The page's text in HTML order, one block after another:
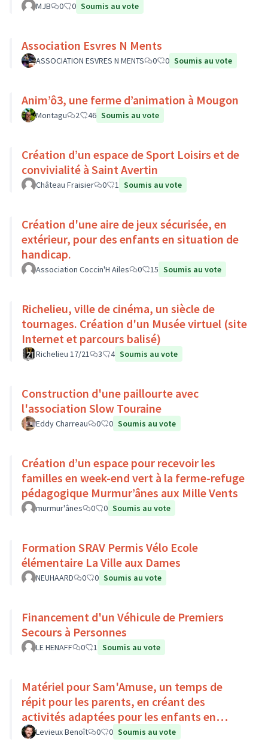
MJB 0 0 Soumis au vote
Association Esvres N Ments
ASSOCIATION ESVRES N MENTS 0 0 Soumis au vote
Anim’ô3, une ferme d’animation à Mougon
Montagu 2 46 Soumis au vote
Création d’un espace de Sport Loisirs et de
convivialité à Saint Avertin
Château Fraisier 0 1 Soumis au vote
Création d'une aire de jeux sécurisée, en
extérieur, pour des enfants en situation de
handicap.
Association Coccin'H Ailes 0 15 Soumis au vote
Richelieu, ville de cinéma, un siècle de
tournages. Création d'un Musée virtuel (site
Internet et parcours balisé)
Richelieu 17/21 3 4 Soumis au vote
Construction d'une paillourte avec
l'association Slow Touraine
Eddy Charreau 0 0 Soumis au vote
Création d’un espace pour recevoir les
familles en week-end vert à la ferme-refuge
pédagogique Murmur’ânes aux Mille Vents
murmur'ânes 0 0 Soumis au vote
Formation SRAV Permis Vélo Ecole
élémentaire La Ville aux Dames
NEUHAARD 0 0 Soumis au vote
Financement d'un Véhicule de Premiers
Secours à Personnes
LE HENAFF 0 1 Soumis au vote
Matériel pour Sam'Amuse, un temps de
répit pour les parents, en créant des
activités adaptées pour les enfants en
situation de handicap
Levieux Benoît 0 0 Soumis au vote